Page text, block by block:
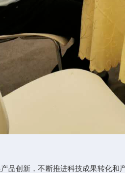
品创新，不断推进科技成果转化